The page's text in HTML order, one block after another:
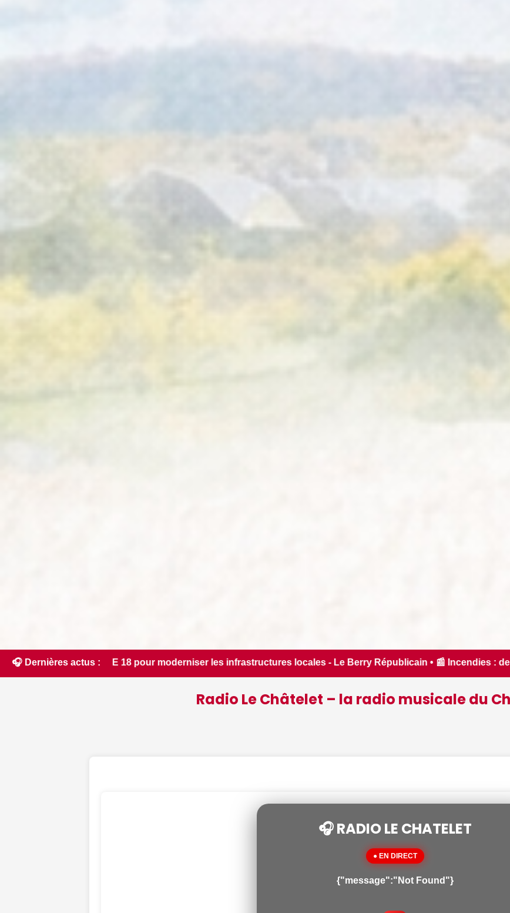
🎧 Dernières actus :locales - Le Berry Républicain • 📰 Incendies : des pompiers du Cher et de l'Indre partent en
Radio Le Châtelet – la radio musicale du
🎧 RADIO LE CHATELET
● EN DIRECT
{"message":"Not Found"}